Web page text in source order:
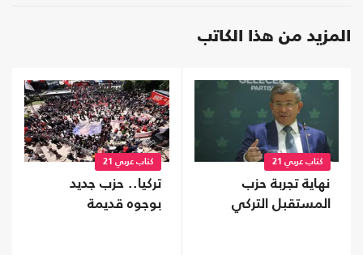
المزيد من هذا الكاتب
كتاب عربي 21
نهاية تجربة حزب
المستقبل التركي
كتاب عربي 21
تركيا.. حزب جديد
بوجوه قديمة